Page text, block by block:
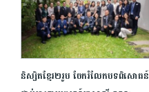
និស្សិតខ្មែរ២រូប ចែករំលែកបទពិសោធន៍